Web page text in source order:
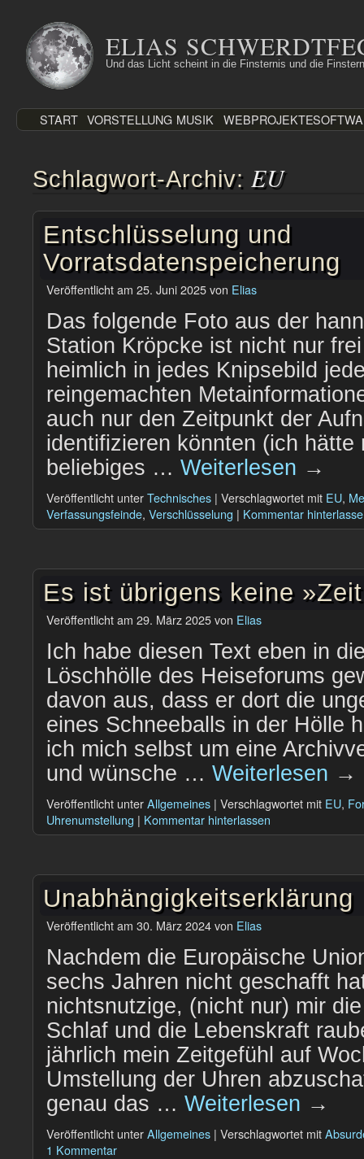
Inhalt
springen
ELIAS
Und das Licht scheint in die Finsternis und die
START VORSTELLUNG MUSIK WEBPROJEKTE
Schlagwort-Archiv: EU
Entschlüsselung und
Vorratsdatenspeicherung
Veröffentlicht am 25. Juni 2025von Elias
Das folgende Foto aus der
Station Kröpcke ist nicht nur
heimlich in jedes Knipsebild
reingemachten
auch nur den Zeitpunkt der
identifizieren könnten (ich hätte
beliebiges … Weiterlesen →
Veröffentlicht unterTechnisches | Verschlagwortet mit EU,
Verfassungsfeinde, Verschlüsselung | Kommentar
Es ist übrigens keine
Veröffentlicht am 29. März 2025von Elias
Ich habe diesen Text eben in
Löschhölle des Heiseforums
davon aus, dass er dort die
eines Schneeballs in der Hölle
ich mich selbst um eine
und wünsche … Weiterlesen →
Veröffentlicht unterAllgemeines | Verschlagwortet mit EU,
Uhrenumstellung | Kommentar hinterlassen
Unabhängigkeitserklärung
Veröffentlicht am 30. März 2024von Elias
Nachdem die Europäische
sechs Jahren nicht geschafft
nichtsnutzige, (nicht nur) mir
Schlaf und die Lebenskraft
jährlich mein Zeitgefühl auf
Umstellung der Uhren
genau das … Weiterlesen →
Veröffentlicht unterAllgemeines | Verschlagwortet mit
1 Kommentar